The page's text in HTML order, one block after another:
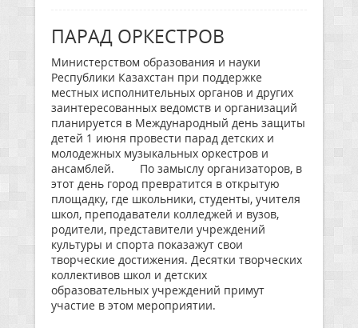
ПАРАД ОРКЕСТРОВ
Министерством образования и науки
Республики Казахстан при поддержке
местных исполнительных органов и других
заинтересованных ведомств и организаций
планируется в Международный день защиты
детей 1 июня провести парад детских и
молодежных музыкальных оркестров и
ансамблей. По замыслу организаторов, в
этот день город превратится в открытую
площадку, где школьники, студенты, учителя
школ, преподаватели колледжей и вузов,
родители, представители учреждений
культуры и спорта показажут свои
творческие достижения. Десятки творческих
коллективов школ и детских
образовательных учреждений примут
участие в этом мероприятии.